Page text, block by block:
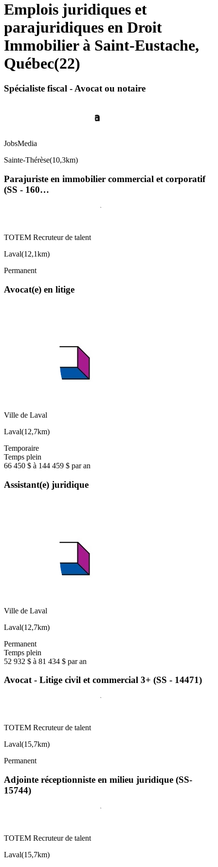
Emplois juridiques et
parajuridiques en Droit
Immobilier à Saint-Eustache,
Québec(22)
Spécialiste fiscal - Avocat ou notaire
JobsMedia
Sainte-Thérèse(10,3km)
Parajuriste en immobilier commercial et corporatif
(SS - 160…
TOTEM Recruteur de talent
Laval(12,1km)
Permanent
Avocat(e) en litige
Ville de Laval
Laval(12,7km)
Temporaire
Temps plein
66 450 $ à 144 459 $ par an
Assistant(e) juridique
Ville de Laval
Laval(12,7km)
Permanent
Temps plein
52 932 $ à 81 434 $ par an
Avocat - Litige civil et commercial 3+ (SS - 14471)
TOTEM Recruteur de talent
Laval(15,7km)
Permanent
Adjointe réceptionniste en milieu juridique (SS-
15744)
TOTEM Recruteur de talent
Laval(15,7km)